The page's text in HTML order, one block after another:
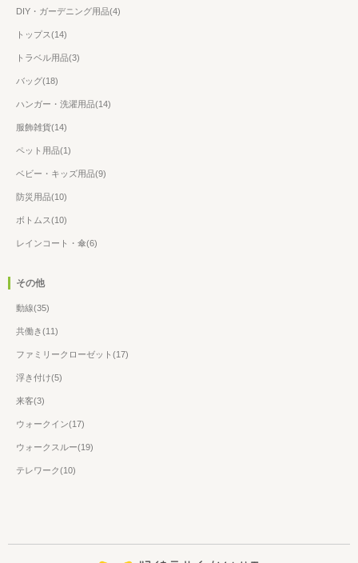
DIY・ガーデニング用品(4)
トップス(14)
トラベル用品(3)
バッグ(18)
ハンガー・洗濯用品(14)
服飾雑貨(14)
ペット用品(1)
ベビー・キッズ用品(9)
防災用品(10)
ボトムス(10)
レインコート・傘(6)
その他
動線(35)
共働き(11)
ファミリークローゼット(17)
浮き付け(5)
来客(3)
ウォークイン(17)
ウォークスルー(19)
テレワーク(10)